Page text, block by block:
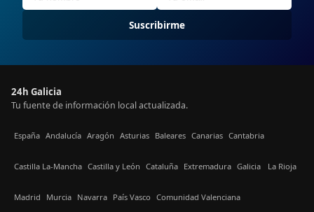
Suscribirme
24h Galicia
Tu fuente de información local actualizada.
España Andalucía Aragón Asturias Baleares Canarias Cantabria
Castilla La-Mancha Castilla y León Cataluña Extremadura Galicia La Rioja
Madrid Murcia Navarra País Vasco Comunidad Valenciana